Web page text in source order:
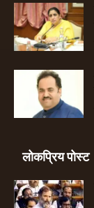
लोकप्रिय पोस्ट